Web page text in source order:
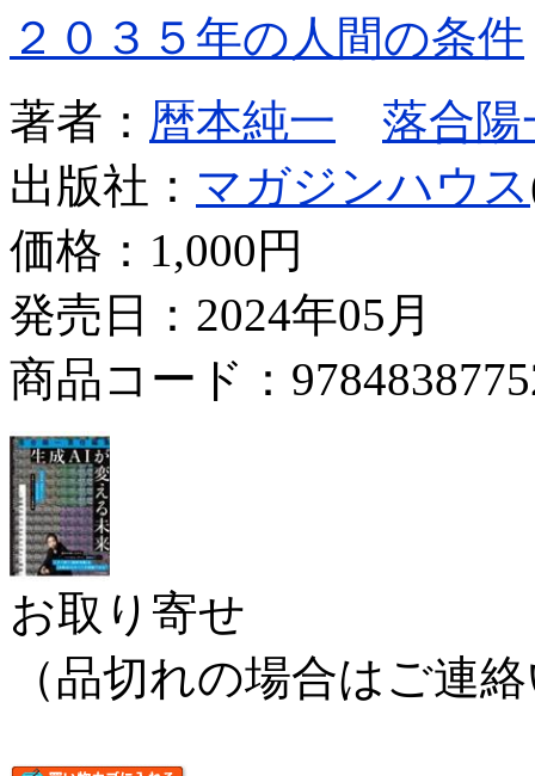
２０３５年の人間の条件
著者： 暦本純一
落合陽
出版社： マガジンハウス
価格： 1,000円
発売日：2024年05月
商品コード：
お取り寄せ
（品切れの場合はご連